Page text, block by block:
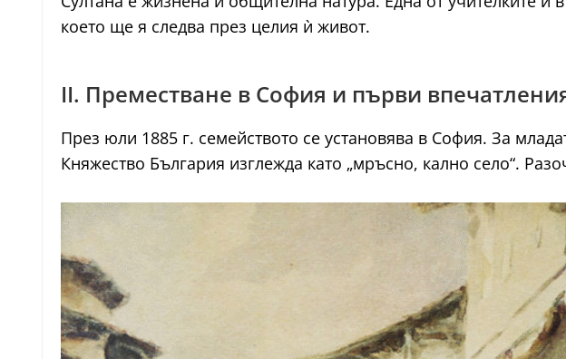
което ще я следва през целия ѝ живот.
II. Преместване в София и първи
През юли 1885 г. семейството се установява в София. За
Княжество България изглежда като „мръсно, кално село“.